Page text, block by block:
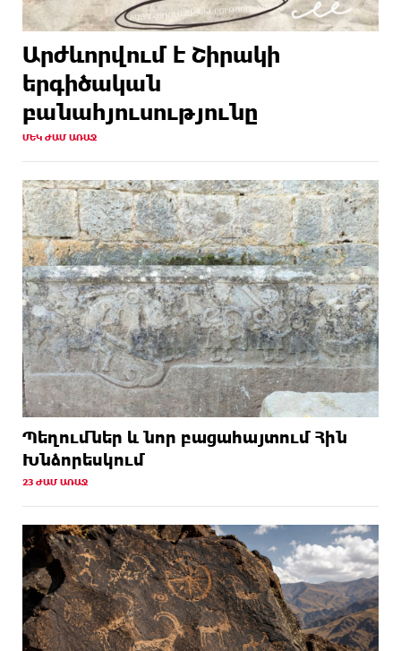
Արժևորվում է Շիրակի
երգիծական
բանահյուսությունը
ՄԵԿ ԺԱՄ ԱՌԱՋ
Պեղումներ և նոր բացահայտում Հին
Խնձորեսկում
23 ԺԱՄ ԱՌԱՋ